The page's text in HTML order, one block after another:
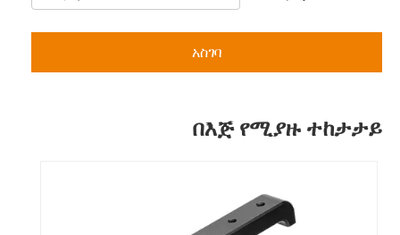
አስገባ
በእጅ የሚያዙ ተከታታይ